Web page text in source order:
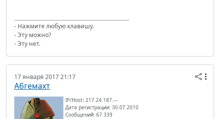
- Нажмите любую клавишу.
- Эту можно?
- Эту нет.
17 января 2017 21:17
Абгемахт
IP/Host: 217.24.187.---
Дата регистрации: 30.07.2010
Сообщений: 67 339